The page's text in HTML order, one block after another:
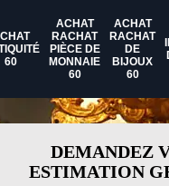
60
ACHAT
RACHAT
PIÈCE DE
MONNAIE
60
ACHAT
RACHAT
DE
BIJOUX
60
DEMANDEZ
ESTIMATION